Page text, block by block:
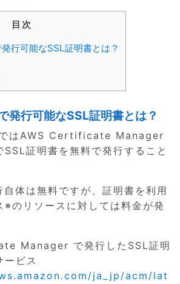
目次
行可能なSSL証明書とは？
発行可能なSSL証明書とは？
はAWS Certificate Manager
SSL証明書を無料で発行すること
体は無料ですが、証明書を利用
※のリソースに対しては料金が発
Manager で発行したSSL証明
ービス
ja_jp/acm/lat